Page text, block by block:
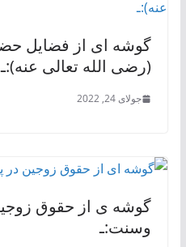
گوشه ای از فضايل
(رضی الله تعالی عنه):ـ
جولای 24, 2022
گوشه ی از حقوق
وسنت:ـ